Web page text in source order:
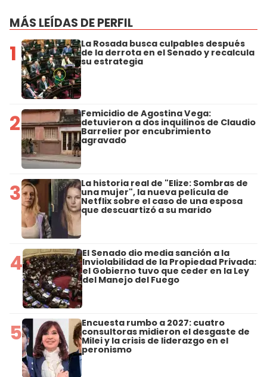
MÁS LEÍDAS DE PERFIL
1 La Rosada busca culpables después
de la derrota en el Senado y recalcula
su estrategia
2 Femicidio de Agostina Vega:
detuvieron a dos inquilinos de Claudio
Barrelier por encubrimiento
agravado
3 La historia real de "Elize: Sombras de
una mujer", la nueva película de
Netflix sobre el caso de una esposa
que descuartizó a su marido
4 El Senado dio media sanción a la
Inviolabilidad de la Propiedad Privada:
el Gobierno tuvo que ceder en la Ley
del Manejo del Fuego
5 Encuesta rumbo a 2027: cuatro
consultoras midieron el desgaste de
Milei y la crisis de liderazgo en el
peronismo